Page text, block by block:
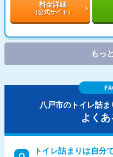
料金詳細
（公式サイト）
もっ
八戸市のトイレ詰
よくあ
トイレ詰まりは自分